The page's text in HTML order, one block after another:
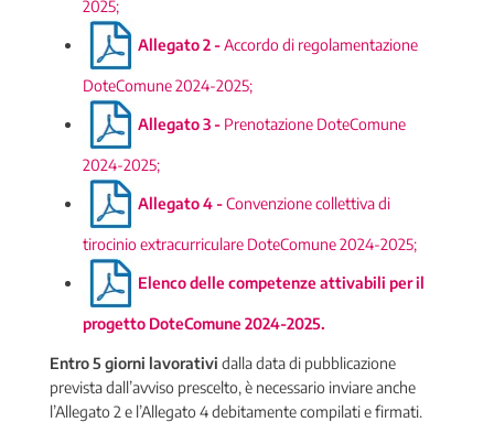
2025;
Allegato 2 -Accordo di regolamentazione
DoteComune 2024-2025;
Allegato 3 - Prenotazione DoteComune
2024-2025;
Allegato 4 -Convenzione collettiva di
tirocinio extracurriculare DoteComune 2024-2025;
Elenco delle competenze attivabili per il
progetto DoteComune 2024-2025.
Entro 5 giorni lavorativi dalla data di pubblicazione
prevista dall’avviso prescelto, è necessario inviare anche
l’Allegato 2 e l’Allegato 4 debitamente compilati e firmati.